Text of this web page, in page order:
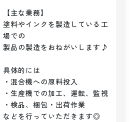
【主な業務】
塗料やインクを製造している工
場での
製品の製造をおねがいします♪
具体的には
・混合機への原料投入
・生産機での加工、運転、監視
・検品、梱包・出荷作業
などを行っていただきます◎